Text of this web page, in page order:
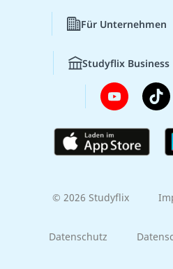
Für Unternehmen
Studyflix Business
© 2026 Studyflix
Datenschutz